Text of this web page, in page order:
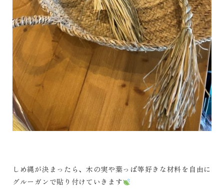
しめ縄が決まったら、木の実や葉っぱ等好きな材料を自由に
グルーガンで貼り付けていきます